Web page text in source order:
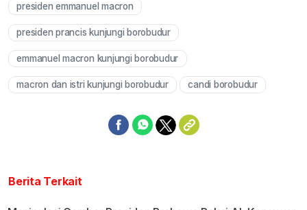
presiden emmanuel macron
presiden prancis kunjungi borobudur
emmanuel macron kunjungi borobudur
macron dan istri kunjungi borobudur candi borobudur
Berita Terkait